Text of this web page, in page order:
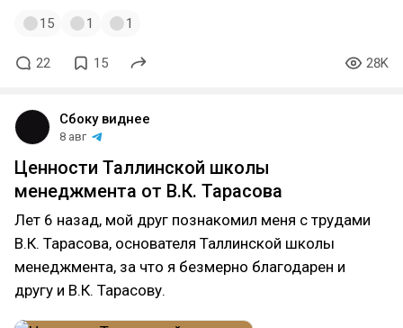
15 1 1
22 15 28K
Сбоку виднее
8 авг
Ценности Таллинской школы
менеджмента от В.К. Тарасова
Лет 6 назад, мой друг познакомил меня с трудами
В.К. Тарасова, основателя Таллинской школы
менеджмента, за что я безмерно благодарен и
другу и В.К. Тарасову.